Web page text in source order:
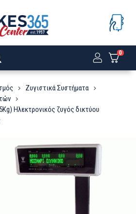
0
Ζυγιστικά Συστήματα
Ηλεκτρονικός ζυγός δικτύου